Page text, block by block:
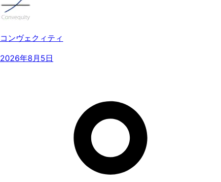
コンヴェクィティ
2026年8月5日